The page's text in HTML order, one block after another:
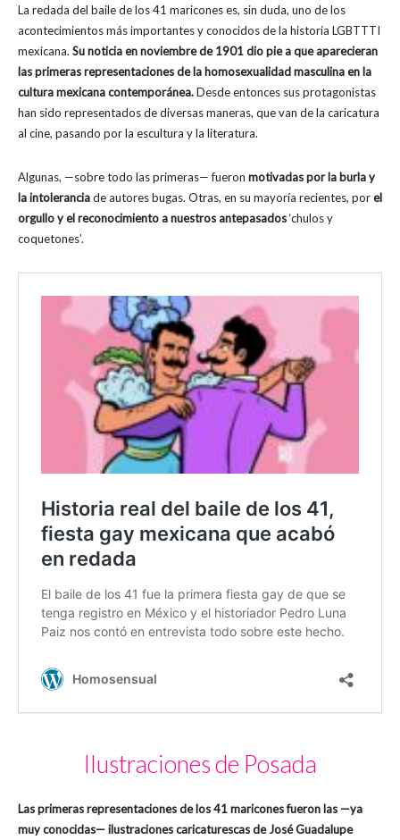
La redada del baile de los 41 maricones es, sin duda, uno de los
acontecimientos más importantes y conocidos de la historia LGBTTTI
mexicana. Su noticia en noviembre de 1901 dio pie a que aparecieran
las primeras representaciones de la homosexualidad masculina en la
cultura mexicana contemporánea.Desde entonces sus protagonistas
han sido representados de diversas maneras, que van de la caricatura
al cine, pasando por la escultura y la literatura.
Algunas, —sobre todo las primeras— fueron motivadas por la burla y
la intoleranciade autores bugas. Otras, en su mayoría recientes, porel
orgullo y el reconocimiento a nuestros antepasados‘chulos y
coquetones’.
Ilustraciones de Posada
Las primeras representaciones de los 41 maricones fueron las —ya
muy conocidas— ilustraciones caricaturescas de José Guadalupe